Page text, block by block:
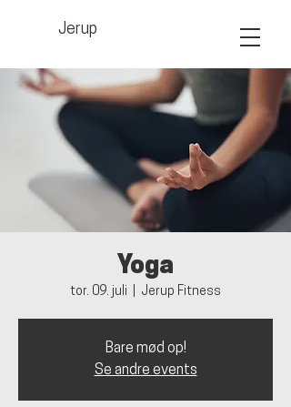
Jerup
Yoga
tor. 09. juli Jerup Fitness
Bare mød op!
Se andre events